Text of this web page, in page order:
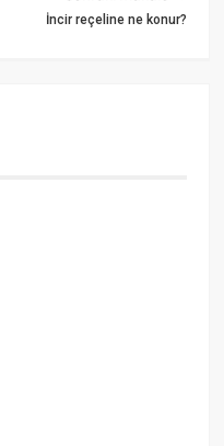
İncir reçeline ne konur?